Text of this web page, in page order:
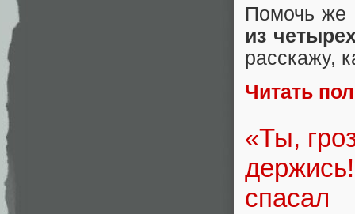
Помочь же
из
расскажу,
Читать
«Ты,
спасал